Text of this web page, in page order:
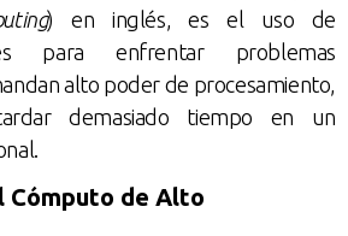
) en inglés, es el uso de
para enfrentar problemas
alto poder de procesamiento,
demasiado tiempo en un
Cómputo de Alto